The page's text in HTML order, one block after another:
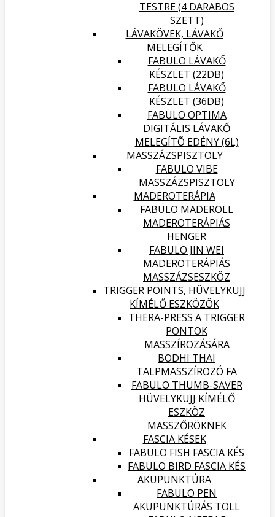
TESTRE (4 DARABOS
SZETT)
LÁVAKÖVEK, LÁVAKŐ
MELEGÍTŐK
FABULO LÁVAKŐ
KÉSZLET (22DB)
FABULO LÁVAKŐ
KÉSZLET (36DB)
FABULO OPTIMA
DIGITÁLIS LÁVAKŐ
MELEGÍTÕ EDÉNY (6L)
MASSZÁZSPISZTOLY
FABULO VIBE
MASSZÁZSPISZTOLY
MADEROTERÁPIA
FABULO MADEROLL
MADEROTERÁPIÁS
HENGER
FABULO JIN WEI
MADEROTERÁPIÁS
MASSZÁZSESZKÖZ
TRIGGER POINTS, HÜVELYKUJJ
KÍMÉLŐ ESZKÖZÖK
THERA-PRESS A TRIGGER
PONTOK
MASSZÍROZÁSÁRA
BODHI THAI
TALPMASSZÍROZÓ FA
FABULO THUMB-SAVER
HÜVELYKUJJ KÍMÉLŐ
ESZKÖZ
MASSZŐRÖKNEK
FASCIA KÉSEK
FABULO FISH FASCIA KÉS
FABULO BIRD FASCIA KÉS
AKUPUNKTÚRA
FABULO PEN
AKUPUNKTÚRÁS TOLL